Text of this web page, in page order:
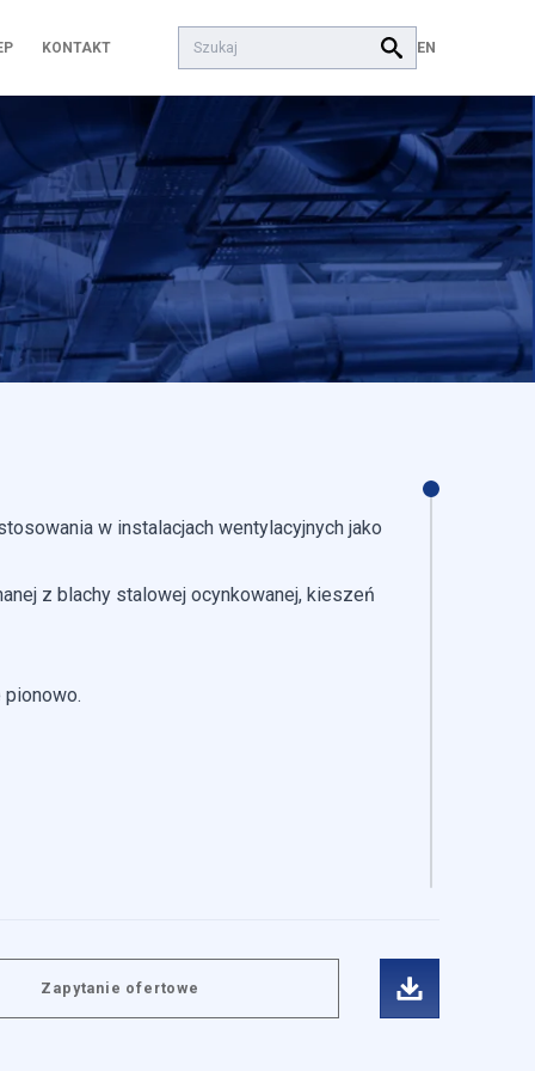
KONTAKT Szukaj: EN
w instalacjach wentylacyjnych jako
z blachy stalowej ocynkowanej, kieszeń
Zapytanie ofertowe
i analizować ruch w